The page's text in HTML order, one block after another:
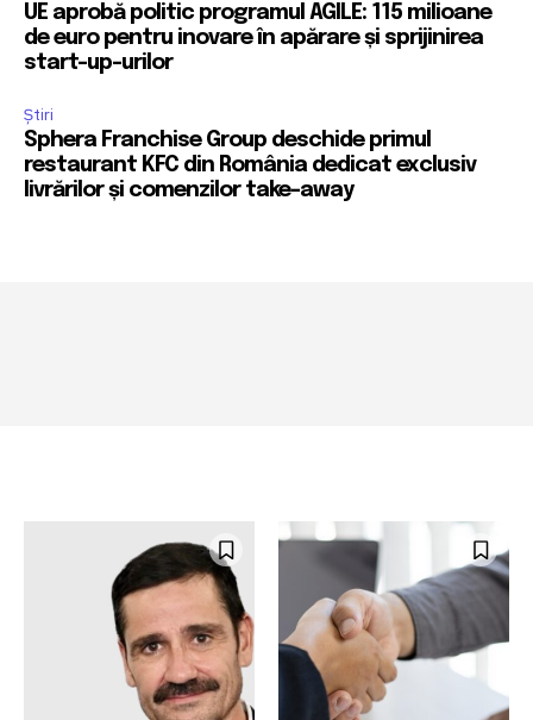
UE aprobă politic programul AGILE: 115 milioane
de euro pentru inovare în apărare și sprijinirea
start-up-urilor
Știri
Sphera Franchise Group deschide primul
restaurant KFC din România dedicat exclusiv
livrărilor și comenzilor take-away